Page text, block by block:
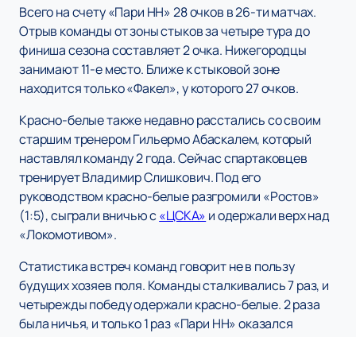
Всего на счету «Пари НН» 28 очков в 26-ти матчах.
Отрыв команды от зоны стыков за четыре тура до
финиша сезона составляет 2 очка. Нижегородцы
занимают 11-е место. Ближе к стыковой зоне
находится только «Факел», у которого 27 очков.
Красно-белые также недавно расстались со своим
старшим тренером Гильермо Абаскалем, который
наставлял команду 2 года. Сейчас спартаковцев
тренирует Владимир Слишкович. Под его
руководством красно-белые разгромили «Ростов»
(1:5), сыграли вничью с«ЦСКА» и одержали верх над
«Локомотивом».
Статистика встреч команд говорит не в пользу
будущих хозяев поля. Команды сталкивались 7 раз, и
четырежды победу одержали красно-белые. 2 раза
была ничья, и только 1 раз «Пари НН» оказался